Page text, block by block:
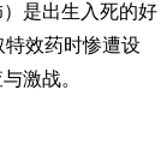
是出生入死的好
特效药时惨遭设
激战。